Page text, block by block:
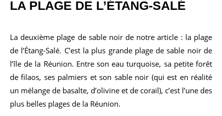
LA PLAGE DE L’ÉTANG-SALÉ
La deuxième plage de sable noir de notre article : la plage
de l’Étang-Salé. C’est la plus grande plage de sable noir de
l’île de la Réunion. Entre son eau turquoise, sa petite forêt
de filaos, ses palmiers et son sable noir (qui est en réalité
un mélange de basalte, d’olivine et de corail), c’est l’une des
plus belles plages de la Réunion.